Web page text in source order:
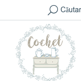
Search: